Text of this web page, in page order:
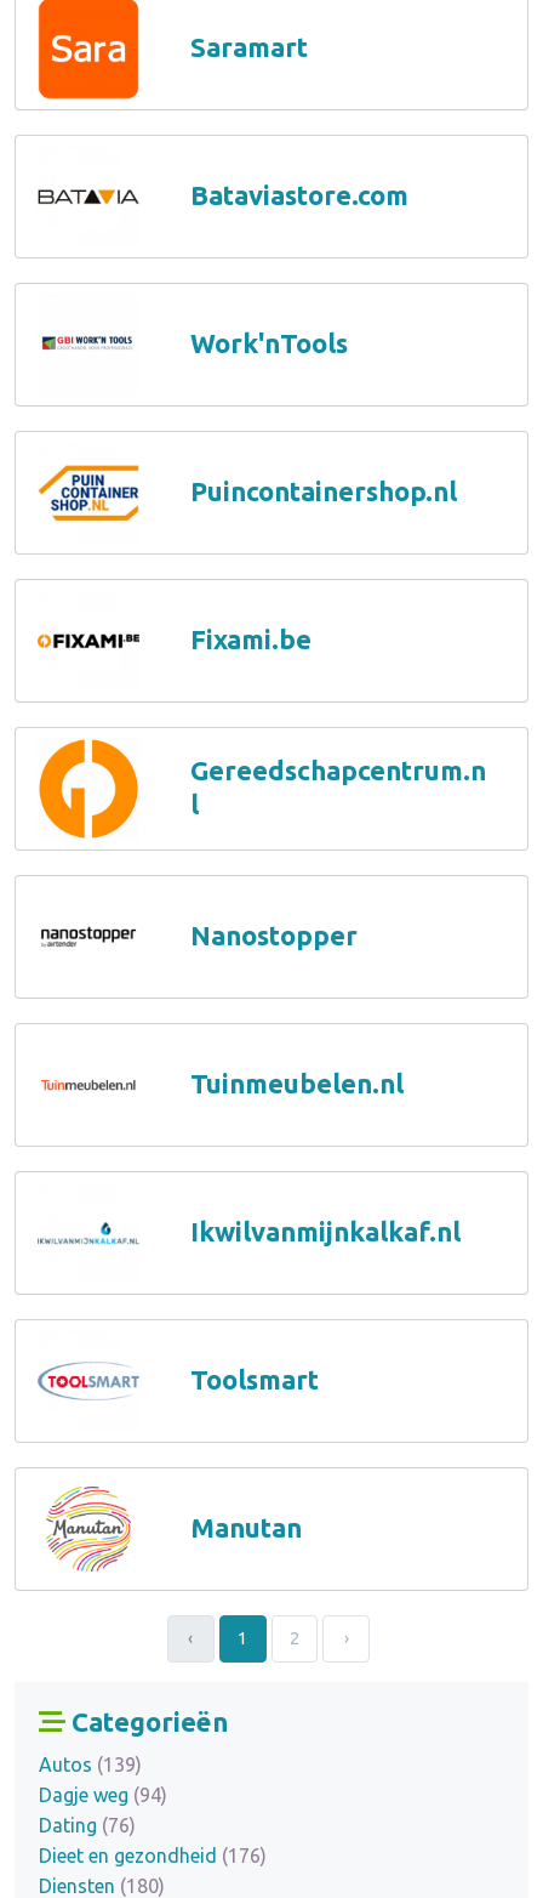
Saramart
Bataviastore.com
Work'nTools
Puincontainershop.nl
Fixami.be
Gereedschapcentrum.n
l
Nanostopper
Tuinmeubelen.nl
Ikwilvanmijnkalkaf.nl
Toolsmart
Manutan
‹ 1 2 ›
Categorieën
Autos (139)
Dagje weg (94)
Dating (76)
Dieet en gezondheid (176)
Diensten (180)